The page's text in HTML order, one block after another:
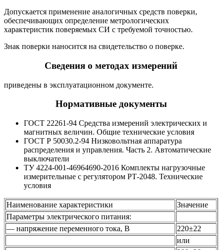
Допускается применение аналогичных средств поверки,
обеспечивающих определение метрологических
характеристик поверяемых СИ с требуемой точностью.
Знак поверки наносится на свидетельство о поверке.
Сведения о методах измерений
приведены в эксплуатационном документе.
Нормативные документы
ГОСТ 22261-94 Средства измерений электрических и
магнитных величин. Общие технические условия
ГОСТ Р 50030.2-94 Низковольтная аппаратура
распределения и управления. Часть 2. Автоматические
выключатели
ТУ 4224-001-46964690-2016 Комплекты нагрузочные
измерительные с регулятором РТ-2048. Технические
условия
Наименование характеристики
Значение
Параметры электрического питания:
— напряжение переменного тока, В
220±22
или